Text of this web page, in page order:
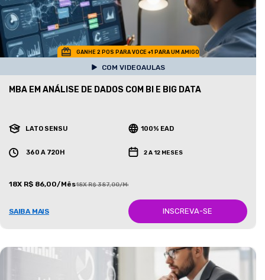
GANHE 2 POS PARA VOCE +1 PARA UM AMIGO
COM VIDEOAULAS
MBA EM ANÁLISE DE DADOS COM BI E BIG DATA
LATO SENSU 100% EAD
360 A 720H 2 A 12 MESES
18X R$ 86,00/Mês18X R$ 387,00/Mês
SAIBA MAIS INSCREVA-SE